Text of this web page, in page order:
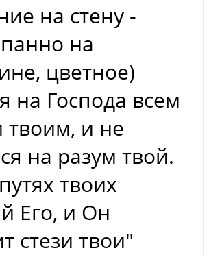
на стену -
на
цветное)
на Господа всем
твоим, и не
на разум твой.
твоих
Его, и Он
стези твои"